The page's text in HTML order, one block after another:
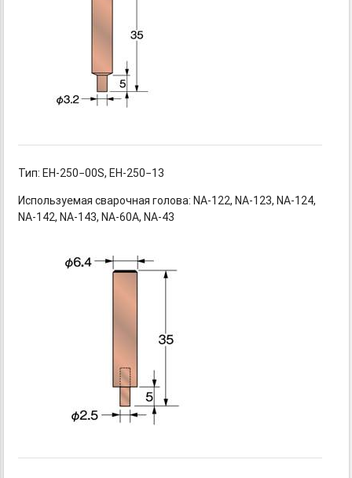
Тип: EH-250−00S, EH-250−13
Используемая сварочнаяголова: NA-122, NA-123, NA-124,
NA-142, NA-143, NA-60A, NA-43